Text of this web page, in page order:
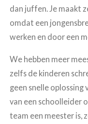
dan juffen. Je maakt
omdat een
werken en door een
We hebben meer
zelfs de kinderen
geen snelle oplossing
van een schoolleider
team een meester is,